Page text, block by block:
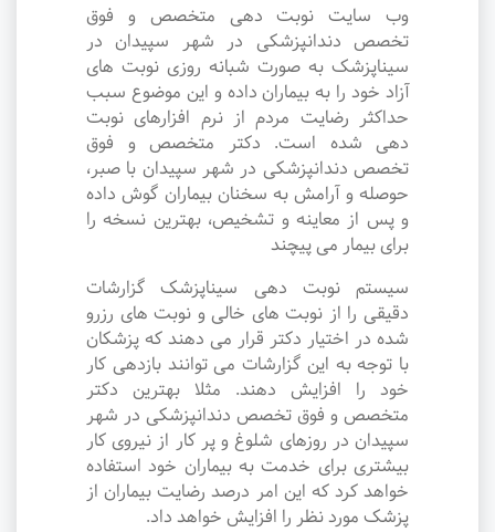
وب سایت نوبت دهی متخصص و فوق
تخصص دندانپزشکی در شهر سپیدان در
سیناپزشک به صورت شبانه روزی نوبت های
آزاد خود را به بیماران داده و این موضوع سبب
حداکثر رضایت مردم از نرم افزارهای نوبت
دهی شده است. دکتر متخصص و فوق
تخصص دندانپزشکی در شهر سپیدان با صبر،
حوصله و آرامش به سخنان بیماران گوش داده
و پس از معاینه و تشخیص، بهترین نسخه را
برای بیمار می پیچند
سیستم نوبت دهی سیناپزشک گزارشات
دقیقی را از نوبت های خالی و نوبت های رزرو
شده در اختیار دکتر قرار می دهند که پزشکان
با توجه به این گزارشات می توانند بازدهی کار
خود را افزایش دهند. مثلا بهترین دکتر
متخصص و فوق تخصص دندانپزشکی در شهر
سپیدان در روزهای شلوغ و پر کار از نیروی کار
بیشتری برای خدمت به بیماران خود استفاده
خواهد کرد که این امر درصد رضایت بیماران از
پزشک مورد نظر را افزایش خواهد داد.